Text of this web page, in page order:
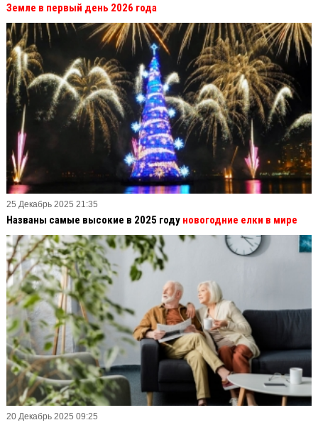
Земле в первый день 2026 года
25 Декабрь 2025 21:35
Названы самые высокие в 2025 году новогодние елки в мире
20 Декабрь 2025 09:25